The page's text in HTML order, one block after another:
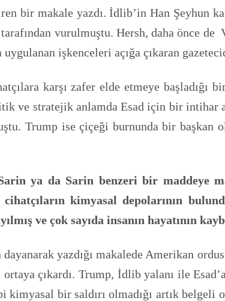
bir makale yazdı. İdlib’in Han Şeyhun
vurulmuştu. Hersh, daha önce de
işkenceleri açığa çıkaran
karşı zafer elde etmeye başladığı
ve stratejik anlamda Esad için bir intihar
Trump ise çiçeği burnunda bir
ya da Sarin benzeri bir maddeye
kimyasal depolarının
ve çok sayıda insanın hayatının
yazdığı makalede Amerikan
çıkardı. Trump, İdlib yalanı ile
kimyasal bir saldırı olmadığı artık belgeli